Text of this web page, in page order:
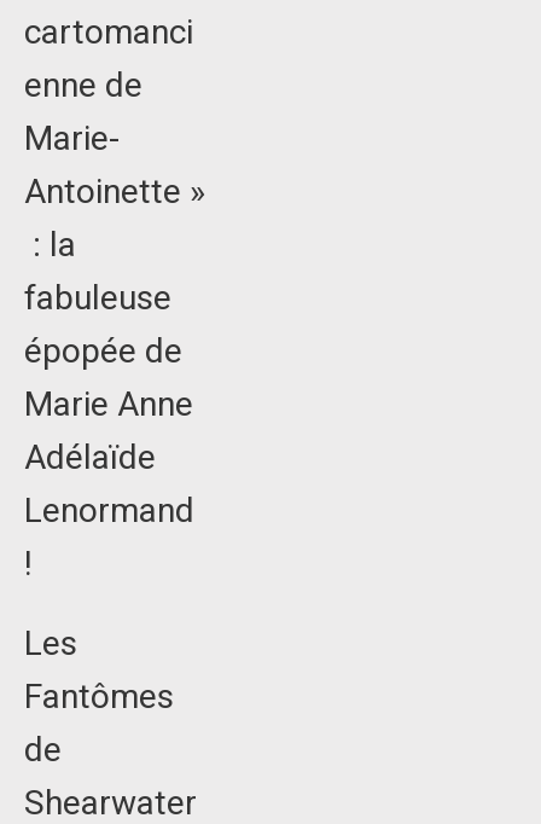
cartomanci
enne de
Marie-
Antoinette »
: la
fabuleuse
épopée de
Marie Anne
Adélaïde
Lenormand
!
Les
Fantômes
de
Shearwater